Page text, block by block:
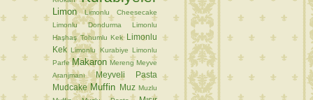
Limon
Limonlu Cheesecake
Limonlu Dondurma
Limonlu
Haşhaş Tohumlu Kek
Limonlu
Kek Limonlu Kurabiye Limonlu
Parfe Makaron Mereng Meyve
Aranjmanı
Meyveli Pasta
Mudcake Muffin Muz Muzlu